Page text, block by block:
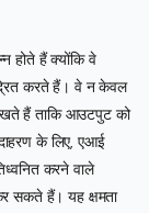
होते हैं क्योंकि वे
करते हैं। वे न केवल
हैं ताकि आउटपुट को
के लिए, एआई
करने वाले
सकते हैं। यह क्षमता